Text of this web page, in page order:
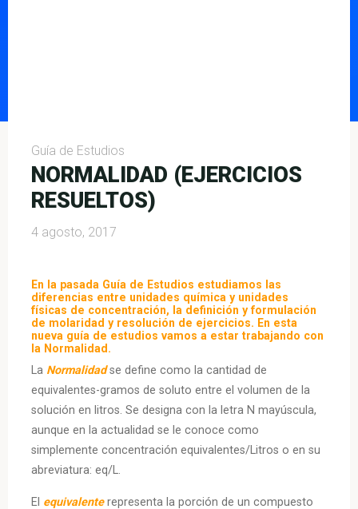
Guía de Estudios
NORMALIDAD (EJERCICIOS
RESUELTOS)
4 agosto, 2017
En la pasada Guía de Estudios estudiamos las
diferencias entre unidades química y unidades
físicas de concentración, la definición y formulación
de molaridad y resolución de ejercicios. En esta
nueva guía de estudios vamos a estar trabajando con
la Normalidad.
La Normalidad se define como la cantidad de
equivalentes-gramos de soluto entre el volumen de la
solución en litros. Se designa con la letra N mayúscula,
aunque en la actualidad se le conoce como
simplemente concentración equivalentes/Litros o en su
abreviatura: eq/L.
El equivalenterepresenta la porción de un compuesto